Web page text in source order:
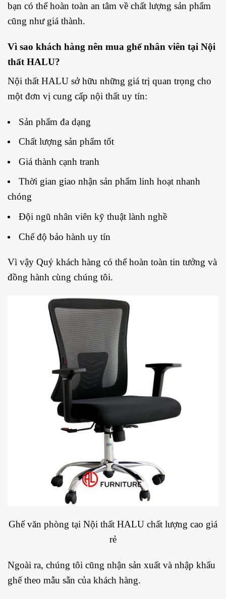
bạn có thể hoàn toàn an tâm về chất lượng sản phẩm
cũng như giá thành.
Vì sao khách hàng nên mua ghế nhân viên tại Nội
thất HALU?
Nội thất HALU sở hữu những giá trị quan trọng cho
một đơn vị cung cấp nội thất uy tín:
Sản phẩm đa dạng
Chất lượng sản phẩm tốt
Giá thành cạnh tranh
Thời gian giao nhận sản phẩm linh hoạt nhanh
chóng
Đội ngũ nhân viên kỹ thuật lành nghề
Chế độ bảo hành uy tín
Vì vậy Quý khách hàng có thể hoàn toàn tin tưởng và
đồng hành cùng chúng tôi.
Ghế văn phòng tại Nội thất HALU chất lượng cao giá
rẻ
Ngoài ra, chúng tôi cũng nhận sản xuất và nhập khẩu
ghế theo mẫu sẵn của khách hàng.